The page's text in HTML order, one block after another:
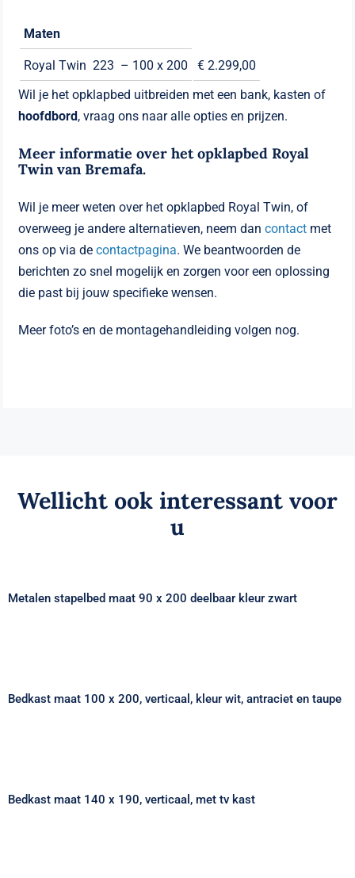
Maten
Royal Twin 223 – 100 x 200
€ 2.299,00
Wil je het opklapbed uitbreiden met een bank, kasten of
hoofdbord, vraag ons naar alle opties en prijzen.
Meer informatie over het opklapbed Royal
Twin van Bremafa.
Wil je meer weten over het opklapbed Royal Twin, of
overweeg je andere alternatieven, neem dancontact met
ons op via decontactpagina. We beantwoorden de
berichten zo snel mogelijk en zorgen voor een oplossing
die past bij jouw specifieke wensen.
Meer foto’s en de montagehandleiding volgen nog.
Wellicht ook interessant voor
u
Metalen stapelbed maat 90 x 200 deelbaar kleur zwart
Bedkast maat 100 x 200, verticaal, kleur wit, antraciet en taupe
Bedkast maat 140 x 190, verticaal, met tv kast